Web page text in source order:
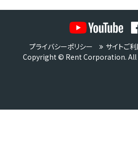
プライバシーポリシー
サイトご
Copyright © Rent Corporation. All